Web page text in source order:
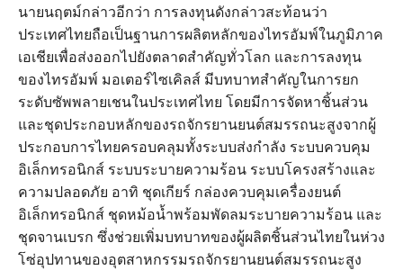
นายนฤตม์กล่าวอีกว่า การลงทุนดังกล่าวสะท้อนว่า
ประเทศไทยถือเป็นฐานการผลิตหลักของไทรอัมพ์ในภูมิภาค
เอเชียเพื่อส่งออกไปยังตลาดสำคัญทั่วโลก และการลงทุน
ของไทรอัมพ์ มอเตอร์ไซเคิลส์ มีบทบาทสำคัญในการยก
ระดับซัพพลายเชนในประเทศไทย โดยมีการจัดหาชิ้นส่วน
และชุดประกอบหลักของรถจักรยานยนต์สมรรถนะสูงจากผู้
ประกอบการไทยครอบคลุมทั้งระบบส่งกำลัง ระบบควบคุม
อิเล็กทรอนิกส์ ระบบระบายความร้อน ระบบโครงสร้างและ
ความปลอดภัย อาทิ ชุดเกียร์ กล่องควบคุมเครื่องยนต์
อิเล็กทรอนิกส์ ชุดหม้อน้ำพร้อมพัดลมระบายความร้อน และ
ชุดจานเบรก ซึ่งช่วยเพิ่มบทบาทของผู้ผลิตชิ้นส่วนไทยในห่วง
โซ่อุปทานของอุตสาหกรรมรถจักรยานยนต์สมรรถนะสูง